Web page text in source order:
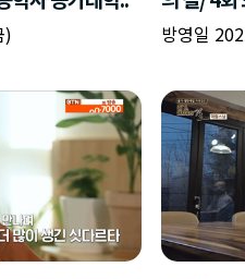
책
갈
피
입
력
이름
시간
구
간
반
복
입
력
이름
시작시간
종료시간
플
레
이
리
스
트
추
이
주
이